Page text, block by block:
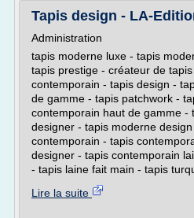
Tapis design - LA-
Administration
tapis moderne luxe - tapis
tapis prestige - créateur de
contemporain - tapis design -
de gamme - tapis patchwork -
contemporain haut de gamme -
designer - tapis moderne
contemporain - tapis
designer - tapis contemporain
- tapis laine fait main - tapis
Lire la suite